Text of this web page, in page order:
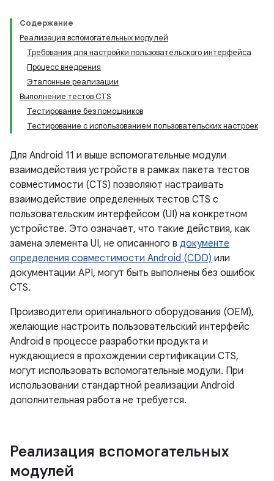
Содержание
Реализация вспомогательных модулей
Требования для настройки пользовательского интерфейса
Процесс внедрения
Эталонные реализации
Выполнение тестов CTS
Тестирование без помощников
Тестирование с использованием пользовательских настроек
Для Android 11 и выше вспомогательные модули
взаимодействия устройств в рамках пакета тестов
совместимости (CTS) позволяют настраивать
взаимодействие определенных тестов CTS с
пользовательским интерфейсом (UI) на конкретном
устройстве. Это означает, что такие действия, как
замена элемента UI, не описанного в документе
определения совместимости Android (CDD) или
документации API, могут быть выполнены без ошибок
CTS.
Производители оригинального оборудования (OEM),
желающие настроить пользовательский интерфейс
Android в процессе разработки продукта и
нуждающиеся в прохождении сертификации CTS,
могут использовать вспомогательные модули. При
использовании стандартной реализации Android
дополнительная работа не требуется.
Реализация вспомогательных
модулей